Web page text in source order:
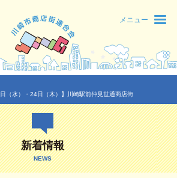
メニュー
（水）・24日（木）】川崎駅前仲見世通商店街
新着情報
NEWS